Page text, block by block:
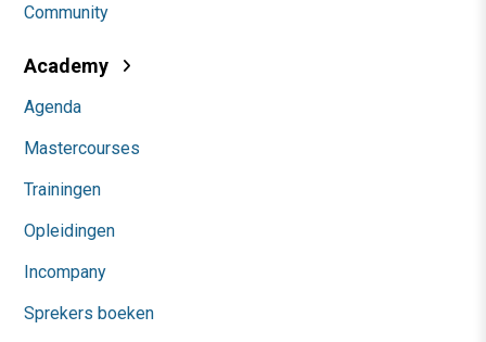
Community
Academy
Agenda
Mastercourses
Trainingen
Opleidingen
Incompany
Sprekers boeken